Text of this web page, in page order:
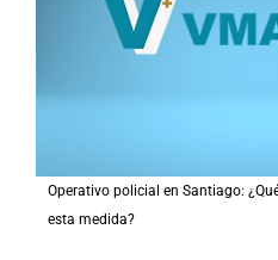
Operativo policial en Santiago:
esta medida?